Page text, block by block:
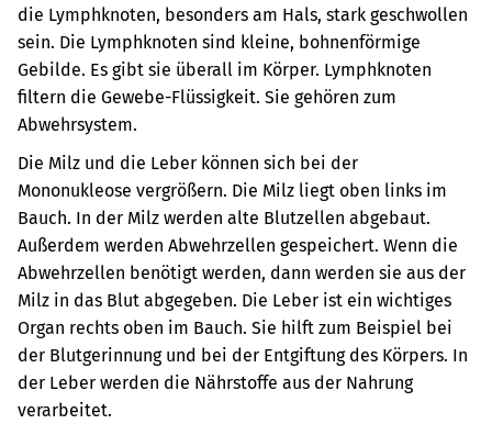
die Lymphknoten, besonders am Hals, stark geschwollen
sein. Die Lymphknoten sind kleine, bohnenförmige
Gebilde. Es gibt sie überall im Körper. Lymphknoten
filtern die Gewebe-Flüssigkeit. Sie gehören zum
Abwehrsystem.
Die Milz und die Leber können sich bei der
Mononukleose vergrößern. Die Milz liegt oben links im
Bauch. In der Milz werden alte Blutzellen abgebaut.
Außerdem werden Abwehrzellen gespeichert. Wenn die
Abwehrzellen benötigt werden, dann werden sie aus der
Milz in das Blut abgegeben. Die Leber ist ein wichtiges
Organ rechts oben im Bauch. Sie hilft zum Beispiel bei
der Blutgerinnung und bei der Entgiftung des Körpers. In
der Leber werden die Nährstoffe aus der Nahrung
verarbeitet.